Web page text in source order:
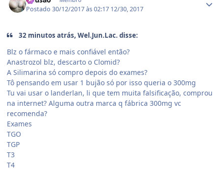
Postado30/12/2017 às 02:17 12/30, 2017
32 minutos atrás, Wel.Jun.Lac. disse:
Blz o fármaco e mais confiável então?
Anastrozol blz, descarto o Clomid?
A Silimarina só compro depois do exames?
Tô pensando em usar 1 bujão só por isso queria o 300mg
Tu vai usar o landerlan, li que tem muita falsificação, comprou
na internet? Alguma outra marca q fábrica 300mg vc
recomenda?
Exames
TGO
TGP
T3
T4